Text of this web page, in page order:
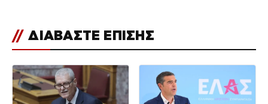
// ΔΙΑΒΑΣΤΕ ΕΠΙΣΗΣ